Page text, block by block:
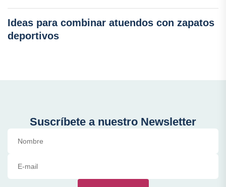
Ideas para combinar atuendos con zapatos
deportivos
Suscríbete a nuestro Newsletter